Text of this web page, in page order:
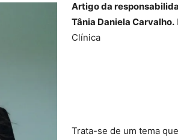
Artigo da
Tânia Daniela Carvalho.
Clínica
Trata-se de um tema